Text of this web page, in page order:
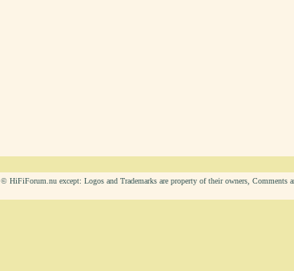
© HiFiForum.nu except: Logos and Trademarks are property of their owners, Comments